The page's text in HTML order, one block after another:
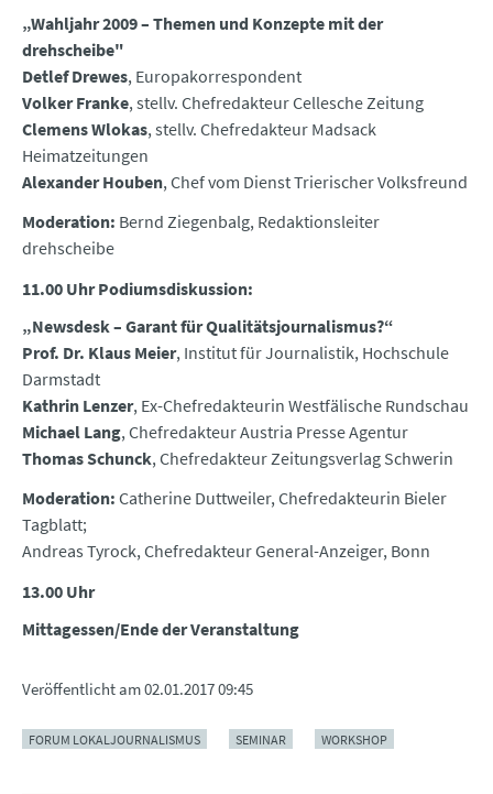
„Wahljahr 2009 – Themen und Konzepte mit der
drehscheibe"
Detlef Drewes, Europakorrespondent
Volker Franke, stellv. Chefredakteur Cellesche Zeitung
Clemens Wlokas, stellv. Chefredakteur Madsack
Heimatzeitungen
Alexander Houben, Chef vom Dienst Trierischer Volksfreund
Moderation: Bernd Ziegenbalg, Redaktionsleiter
drehscheibe
11.00 Uhr Podiumsdiskussion:
„Newsdesk – Garant für Qualitätsjournalismus?“
Prof. Dr. Klaus Meier, Institut für Journalistik, Hochschule
Darmstadt
Kathrin Lenzer, Ex-Chefredakteurin Westfälische Rundschau
Michael Lang, Chefredakteur Austria Presse Agentur
Thomas Schunck, Chefredakteur Zeitungsverlag Schwerin
Moderation: Catherine Duttweiler, Chefredakteurin Bieler
Tagblatt;
Andreas Tyrock, Chefredakteur General-Anzeiger, Bonn
13.00 Uhr
Mittagessen/Ende der Veranstaltung
Veröffentlicht am02.01.2017 09:45
FORUM LOKALJOURNALISMUS SEMINAR WORKSHOP